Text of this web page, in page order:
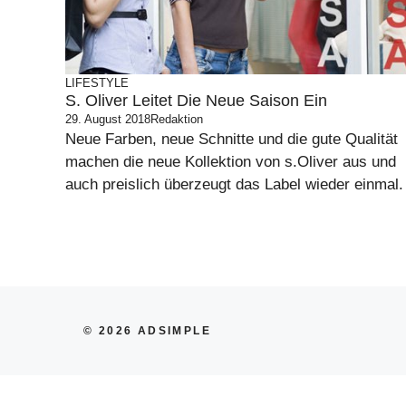
LIFESTYLE
S. Oliver Leitet Die Neue Saison Ein
29. August 2018Redaktion
Neue Farben, neue Schnitte und die gute Qualität
machen die neue Kollektion von s.Oliver aus und
auch preislich überzeugt das Label wieder einmal.
© 2026 ADSIMPLE